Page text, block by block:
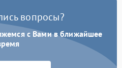
вопросы?
с Вами в ближайшее